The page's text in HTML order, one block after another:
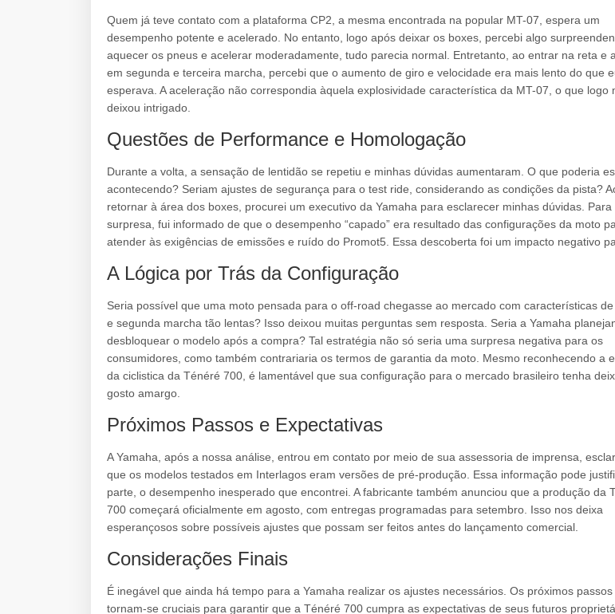
Quem já teve contato com a plataforma CP2, a mesma encontrada na popular MT-07, espera um
desempenho potente e acelerado. No entanto, logo após deixar os boxes, percebi algo
aquecer os pneus e acelerar moderadamente, tudo parecia normal. Entretanto, ao entrar na reta e
em segunda e terceira marcha, percebi que o aumento de giro e velocidade era mais lento do que
esperava. A aceleração não correspondia àquela explosividade característica da MT-07, o que logo
deixou intrigado.
Questões de Performance e Homologação
Durante a volta, a sensação de lentidão se repetiu e minhas dúvidas aumentaram. O que poderia
acontecendo? Seriam ajustes de segurança para o test ride, considerando as condições da pista?
retornar à área dos boxes, procurei um executivo da Yamaha para esclarecer minhas dúvidas. Para
surpresa, fui informado de que o desempenho “capado” era resultado das configurações da moto
atender às exigências de emissões e ruído do Promot5. Essa descoberta foi um impacto negativo
A Lógica por Trás da Configuração
Seria possível que uma moto pensada para o off-road chegasse ao mercado com características
e segunda marcha tão lentas? Isso deixou muitas perguntas sem resposta. Seria a Yamaha
desbloquear o modelo após a compra? Tal estratégia não só seria uma surpresa negativa para os
consumidores, como também contrariaria os termos de garantia da moto. Mesmo reconhecendo a
da ciclistica da Ténéré 700, é lamentável que sua configuração para o mercado brasileiro tenha
gosto amargo.
Próximos Passos e Expectativas
A Yamaha, após a nossa análise, entrou em contato por meio de sua assessoria de imprensa,
que os modelos testados em Interlagos eram versões de pré-produção. Essa informação pode
parte, o desempenho inesperado que encontrei. A fabricante também anunciou que a produção da
700 começará oficialmente em agosto, com entregas programadas para setembro. Isso nos deixa
esperançosos sobre possíveis ajustes que possam ser feitos antes do lançamento comercial.
Considerações Finais
É inegável que ainda há tempo para a Yamaha realizar os ajustes necessários. Os próximos passos
tornam-se cruciais para garantir que a Ténéré 700 cumpra as expectativas de seus futuros